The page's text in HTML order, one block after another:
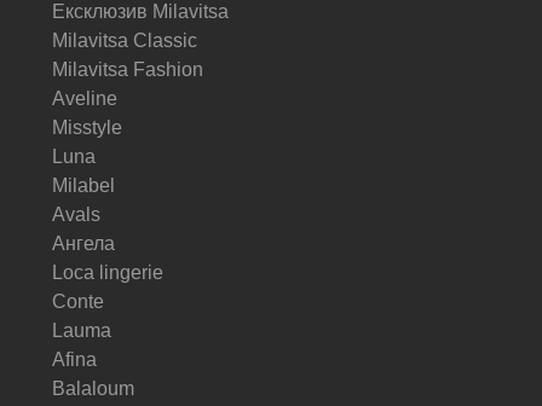
Ексклюзив Milavitsa
Milavitsa Classic
Milavitsa Fashion
Aveline
Misstyle
Luna
Milabel
Avals
Ангела
Loca lingerie
Conte
Lauma
Afina
Balaloum